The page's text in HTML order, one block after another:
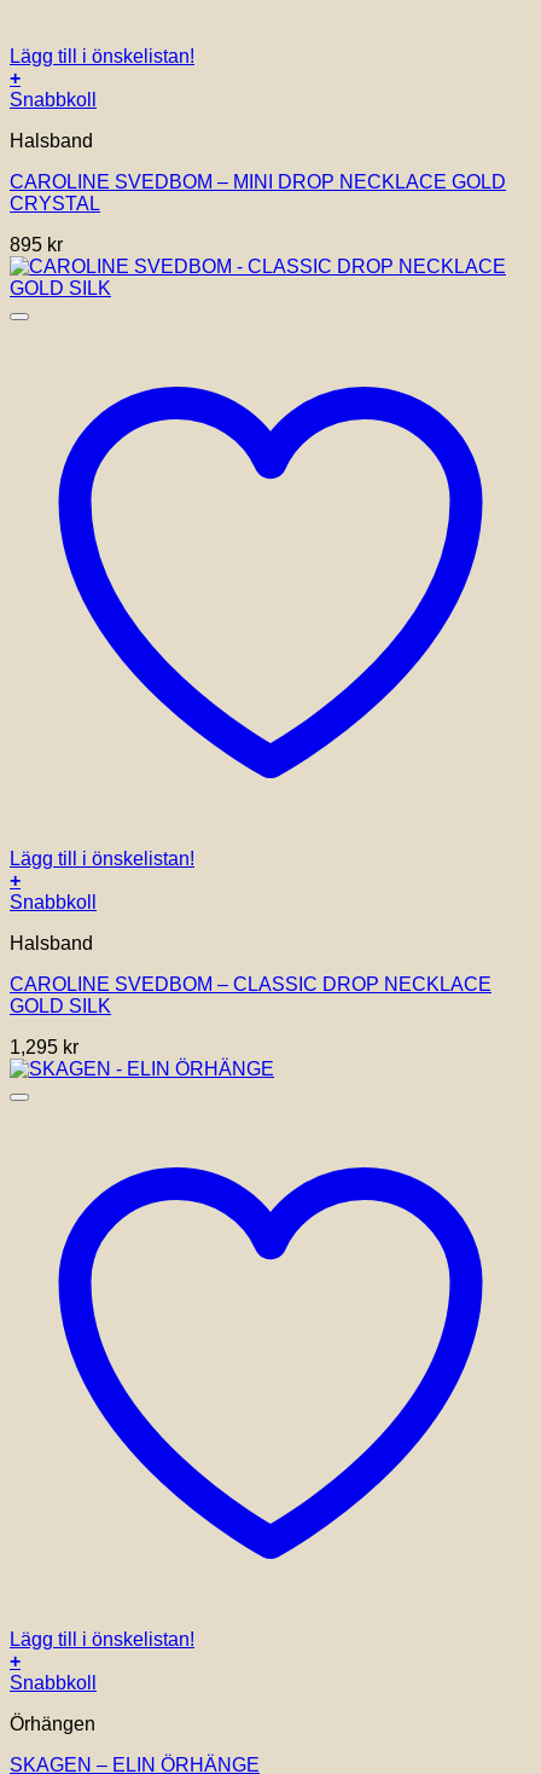
Lägg till i önskelistan!
+
Snabbkoll
Halsband
CAROLINE SVEDBOM – MINI DROP NECKLACE GOLD
CRYSTAL
895 kr
Lägg till i önskelistan!
+
Snabbkoll
Halsband
CAROLINE SVEDBOM – CLASSIC DROP NECKLACE
GOLD SILK
1,295 kr
Lägg till i önskelistan!
+
Snabbkoll
Örhängen
SKAGEN – ELIN ÖRHÄNGE